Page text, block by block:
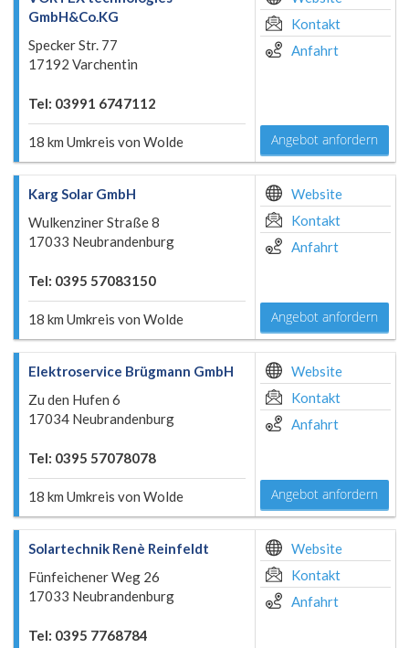
GmbH&Co.KG
Specker Str. 77
17192 Varchentin
Tel: 03991 6747112
18 km Umkreis von Wolde
Kontakt
Anfahrt
Angebot anfordern
Karg Solar GmbH
Wulkenziner Straße 8
17033 Neubrandenburg
Tel: 0395 57083150
18 km Umkreis von Wolde
Website
Kontakt
Anfahrt
Angebot anfordern
Elektroservice Brügmann GmbH
Zu den Hufen 6
17034 Neubrandenburg
Tel: 0395 57078078
18 km Umkreis von Wolde
Website
Kontakt
Anfahrt
Angebot anfordern
Solartechnik Renè Reinfeldt
Fünfeichener Weg 26
17033 Neubrandenburg
Tel: 0395 7768784
Website
Kontakt
Anfahrt